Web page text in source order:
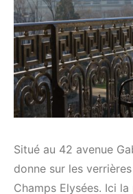
Situé au 42 avenue
donne sur les
Champs Elysées. Ici